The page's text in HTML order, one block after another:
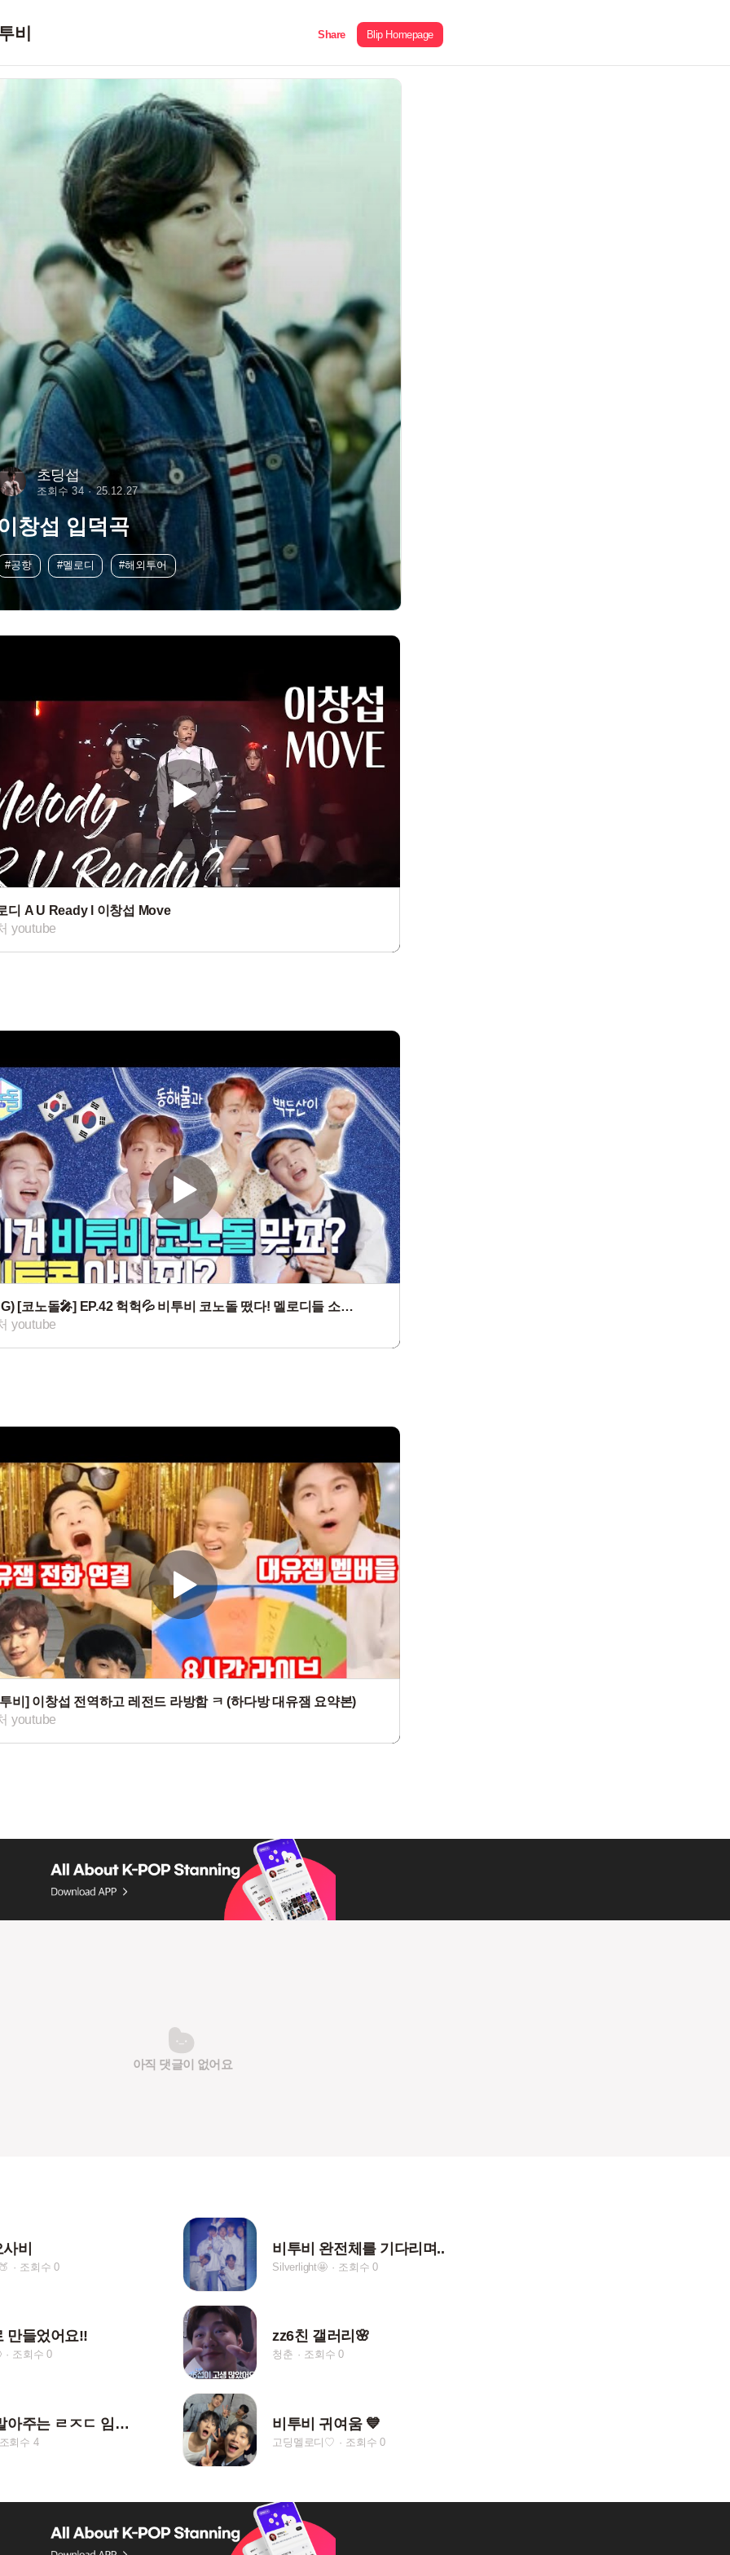
비 Share Blip Homepage
초딩섭
조회수 34 25.12.27
창섭 입덕곡
#공항 #멜로디 #해외투어
디 A U Ready l 이창섭 Move
youtube
ENG) [코노돌🎤] EP.42 헉헉💦 비투비 코노돌 떴다! 멜로디들 소리 질러〰️‼️ 쎄이 워어어↗️↗️↗️ (미방분 공개)
youtube
비] 이창섭 전역하고 레전드 라방함 ㅋ (하다방 대유잼 요약본)
youtube
아직 댓글이 없어요
비
조회수 0
비투비 완전체를 기다리며..
Silverlight🤩 조회수 0
만들었어요!!
조회수 0
zz6친 갤러리🌸
청춘 조회수 0
창팬이 말아주는 ㄹㅈㄷ 임현식
회수 4
비투비 귀여움 💙
고딩멜로디♡ 조회수 0